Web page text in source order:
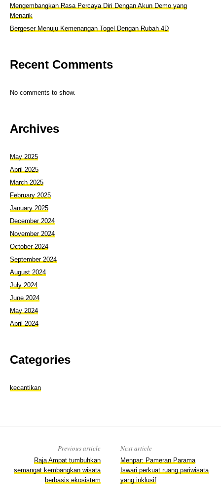
Mengembangkan Rasa Percaya Diri Dengan Akun Demo yang
Menarik
Bergeser Menuju Kemenangan Togel Dengan Rubah 4D
Recent Comments
No comments to show.
Archives
May 2025
April 2025
March 2025
February 2025
January 2025
December 2024
November 2024
October 2024
September 2024
August 2024
July 2024
June 2024
May 2024
April 2024
Categories
kecantikan
Previous article
Raja Ampat tumbuhkan
semangat kembangkan wisata
berbasis ekosistem
Next article
Menpar: Pameran Parama
Iswari perkuat ruang pariwisata
yang inklusif